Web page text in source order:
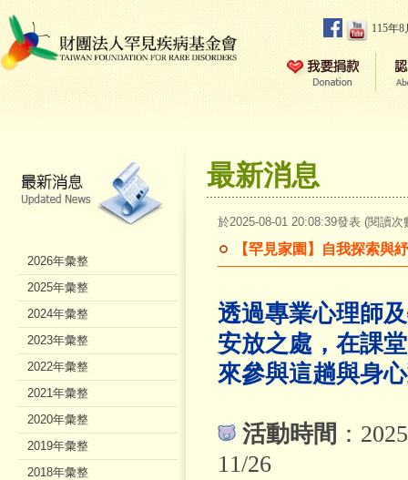
115年
最新消息
於2025-08-01 20:08:39發表 (閱讀次
【罕見家園】自我探索與
透過專業心理師
安放之處，在課
來參與這趟與身
活動時間 ：
11/26
2026年彙整
2025年彙整
2024年彙整
2023年彙整
2022年彙整
2021年彙整
2020年彙整
2019年彙整
2018年彙整